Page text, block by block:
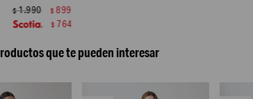
$1.990 $899
$ 764
que te pueden interesar